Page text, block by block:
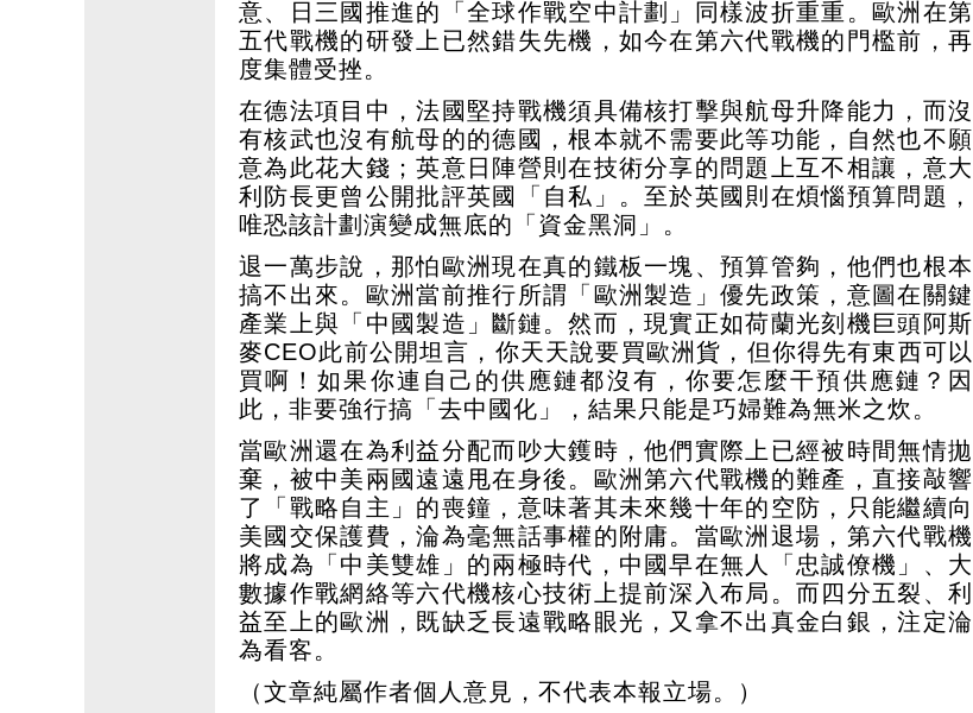
意、日三國推進的「全球作戰空中計劃」同樣波折重重。歐洲在第
五代戰機的研發上已然錯失先機，如今在第六代戰機的門檻前，再
度集體受挫。
在德法項目中，法國堅持戰機須具備核打擊與航母升降能力，而沒
有核武也沒有航母的的德國，根本就不需要此等功能，自然也不願
意為此花大錢；英意日陣營則在技術分享的問題上互不相讓，意大
利防長更曾公開批評英國「自私」。至於英國則在煩惱預算問題，
唯恐該計劃演變成無底的「資金黑洞」。
退一萬步說，那怕歐洲現在真的鐵板一塊、預算管夠，他們也根本
搞不出來。歐洲當前推行所謂「歐洲製造」優先政策，意圖在關鍵
產業上與「中國製造」斷鏈。然而，現實正如荷蘭光刻機巨頭阿斯
麥CEO此前公開坦言，你天天說要買歐洲貨，但你得先有東西可以
買啊！如果你連自己的供應鏈都沒有，你要怎麼干預供應鏈？因
此，非要強行搞「去中國化」，結果只能是巧婦難為無米之炊。
當歐洲還在為利益分配而吵大鑊時，他們實際上已經被時間無情拋
棄，被中美兩國遠遠甩在身後。歐洲第六代戰機的難產，直接敲響
了「戰略自主」的喪鐘，意味著其未來幾十年的空防，只能繼續向
美國交保護費，淪為毫無話事權的附庸。當歐洲退場，第六代戰機
將成為「中美雙雄」的兩極時代，中國早在無人「忠誠僚機」、大
數據作戰網絡等六代機核心技術上提前深入布局。而四分五裂、利
益至上的歐洲，既缺乏長遠戰略眼光，又拿不出真金白銀，注定淪
為看客。
（文章純屬作者個人意見，不代表本報立場。）